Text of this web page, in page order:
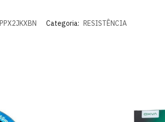
PPX2JKXBN Categoria: RESISTÊNCIA